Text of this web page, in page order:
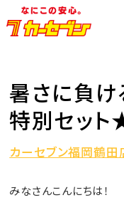
暑さに負け
特別セッ
カーセブン福岡鶴田
みなさんこんにちは！